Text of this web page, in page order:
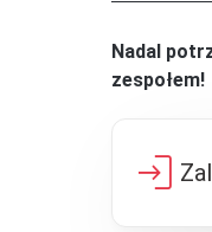
Nadal
zespołem!
login